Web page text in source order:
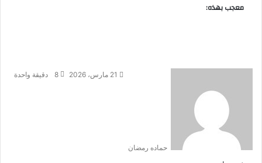
معجب بهذه:
حماده رمضان
21 مارس، 2026 8 دقيقة واحدة